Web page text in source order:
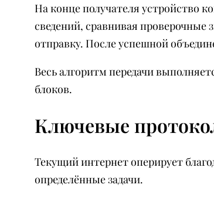
На конце получателя устройство
сведений, сравнивая проверочные
отправку. После успешной
Весь алгоритм передачи
блоков.
Ключевые
Текущий интернет оперирует
определённые задачи.